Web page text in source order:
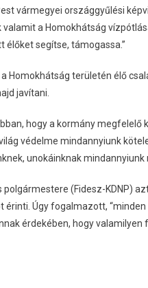
vármegyei országgyűlési
a Homokhátság
élőket segítse, támogassa.”
Homokhátság területén élő
javítani.
hogy a kormány
védelme mindannyiunk
unokáinknak
polgármestere (Fidesz-KDNP)
Úgy fogalmazott,
érdekében, hogy